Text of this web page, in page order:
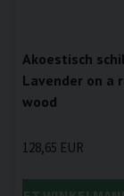
Akoestisch
Lavender on a
wood
128,65 EUR